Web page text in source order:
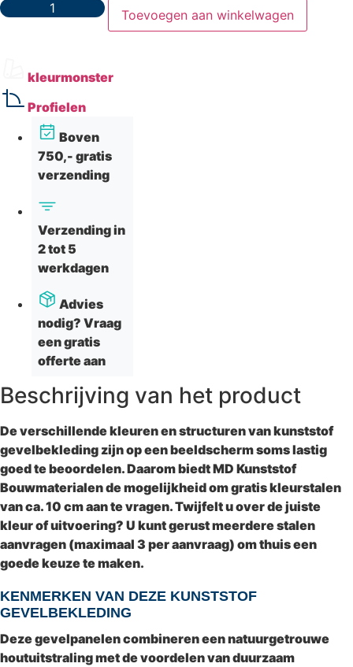
Kleurmonster
VinyPlus
aantal
Toevoegen aan winkelwagen
kleurmonster
Profielen
Boven
750,- gratis
verzending
Verzending in
2 tot 5
werkdagen
Advies
nodig? Vraag
een gratis
offerte aan
Beschrijving van het product
De verschillende kleuren en structuren van kunststof
gevelbekleding zijn op een beeldscherm soms lastig
goed te beoordelen. Daarom biedtMD Kunststof
Bouwmaterialende mogelijkheid omgratis kleurstalen
van ca. 10 cmaan te vragen. Twijfelt u over de juiste
kleur of uitvoering? U kunt gerust meerdere stalen
aanvragen (maximaal 3 per aanvraag) om thuis een
goede keuze te maken.
KENMERKEN VAN DEZE KUNSTSTOF
GEVELBEKLEDING
Deze gevelpanelen combineren een natuurgetrouwe
houtuitstraling met de voordelen van duurzaam